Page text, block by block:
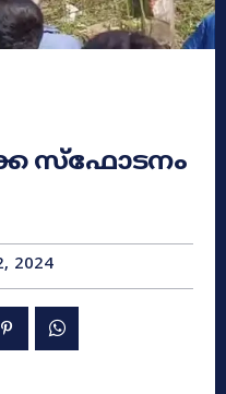
സ്ഫോടനം
2024